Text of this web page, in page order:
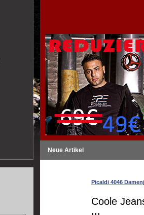
Neue Artikel
Picaldi 4046
Coole